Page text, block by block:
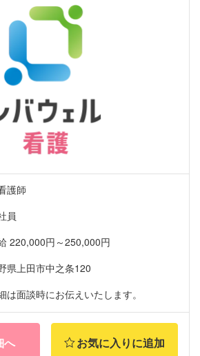
護師
員
220,000円～250,000円
県上田市中之条120
は面談時にお伝えいたします。
へ お気に入りに追加